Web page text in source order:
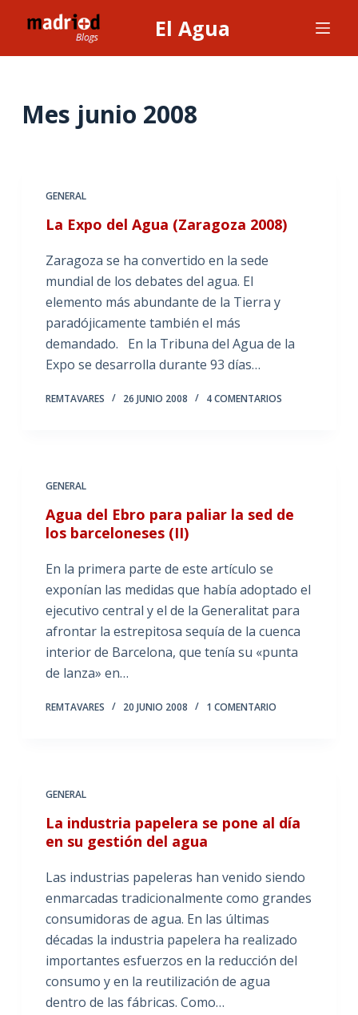
l
El Agua
Mes junio 2008
GENERAL
La Expo del Agua (Zaragoza 2008)
Zaragoza se ha convertido en la sede
mundial de los debates del agua. El
elemento más abundante de la Tierra y
paradójicamente también el más
demandado. En la Tribuna del Agua de la
Expo se desarrolla durante 93 días…
REMTAVARES 26 JUNIO 2008 4 COMENTARIOS
GENERAL
Agua del Ebro para paliar la sed de
los barceloneses (II)
En la primera parte de este artículo se
exponían las medidas que había adoptado el
ejecutivo central y el de la Generalitat para
afrontar la estrepitosa sequía de la cuenca
interior de Barcelona, que tenía su «punta
de lanza» en…
REMTAVARES 20 JUNIO 2008 1 COMENTARIO
GENERAL
La industria papelera se pone al día
en su gestión del agua
Las industrias papeleras han venido siendo
enmarcadas tradicionalmente como grandes
consumidoras de agua. En las últimas
décadas la industria papelera ha realizado
importantes esfuerzos en la reducción del
consumo y en la reutilización de agua
dentro de las fábricas. Como…